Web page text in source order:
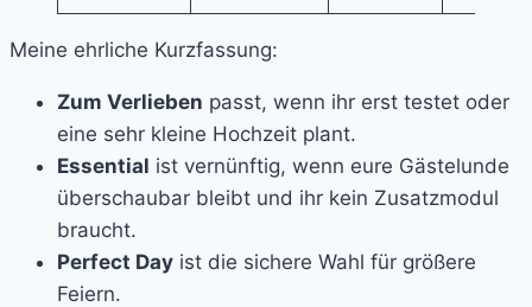
Meine ehrliche Kurzfassung:
Zum Verlieben passt, wenn ihr erst testet oder
eine sehr kleine Hochzeit plant.
Essential ist vernünftig, wenn eure Gästelunde
überschaubar bleibt und ihr kein Zusatzmodul
braucht.
Perfect Day ist die sichere Wahl für größere
Feiern.